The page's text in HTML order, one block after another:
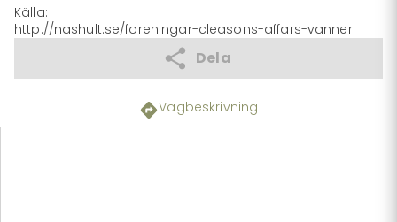
Källa:
http://nashult.se/foreningar-cleasons-affars-vanner
Dela
Vägbeskrivning